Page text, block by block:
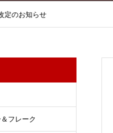
定のお知らせ
フレーク